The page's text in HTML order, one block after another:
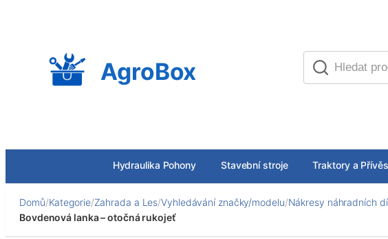
AgroBox
Hydraulika Pohony Stavební stroje Traktory a
Domů/Kategorie/Zahrada a Les/Vyhledávání značky/modelu/Nákresy náhradních
Bovdenová lanka – otočná rukojeť